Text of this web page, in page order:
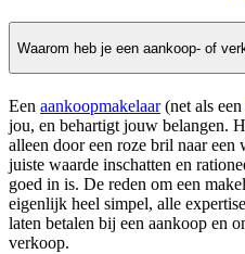
Waarom heb je een aankoop- of
Een aankoopmakelaar(net als een
jou, en behartigt jouw belangen.
alleen door een roze bril naar
juiste waarde inschatten en
goed in is. De reden om een
eigenlijk heel simpel, alle
laten betalen bij een aankoop en
verkoop.